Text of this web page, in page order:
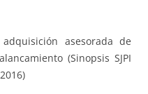
asesorada de
(Sinopsis SJPI